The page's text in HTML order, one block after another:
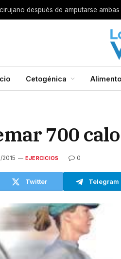
Cetogénica
700
2015 EJERCICIOS 0
Twitter Telegram